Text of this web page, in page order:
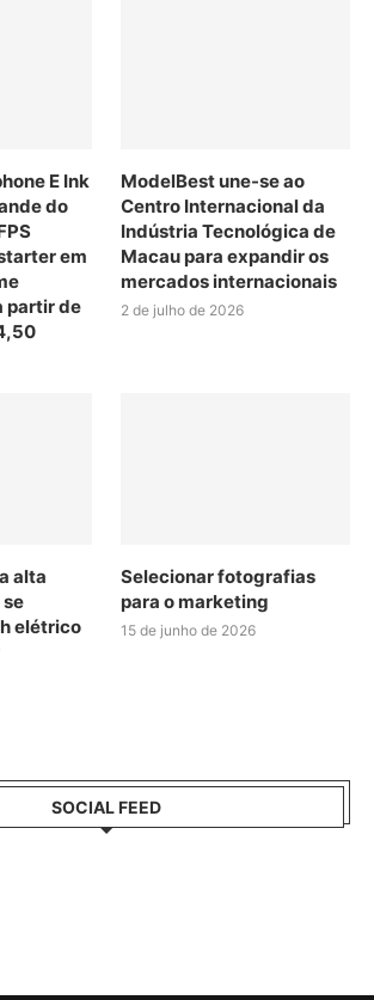
E Ink
do
em
partir de
ModelBest une-se ao
Centro Internacional da
Indústria Tecnológica de
Macau para expandir os
mercados internacionais
2 de julho de 2026
alta
se
elétrico
Selecionar fotografias
para o marketing
15 de junho de 2026
SOCIAL FEED